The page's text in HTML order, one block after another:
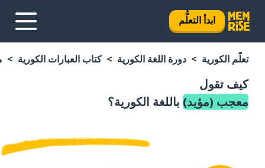
ابدأ التعلُّم
تعلَّم الكورية دورة اللغة الكورية كتاب العبارات الكورية
كيف تقول
معجب (مؤيد) باللغة الكورية؟